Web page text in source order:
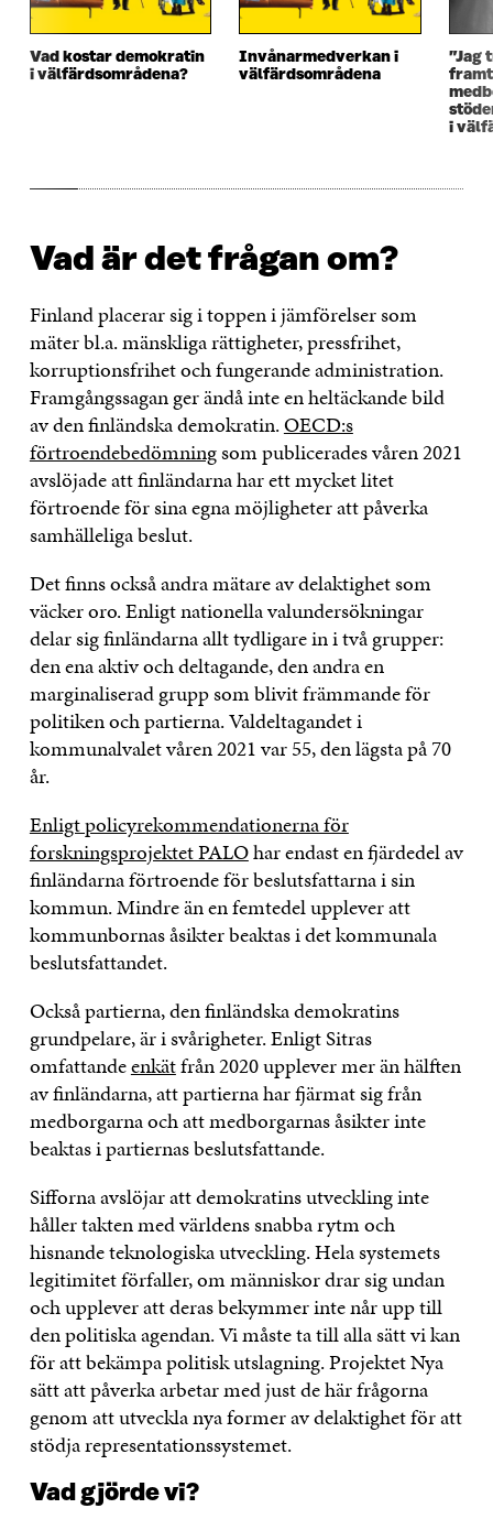
Vad kostar demokratin
i välfärdsområdena?
Invånarmedverkan i
välfärdsområdena
”Jag
i
Vad är det frågan om?
Finland placerar sig i toppen i jämförelser som
mäter bl.a. mänskliga rättigheter, pressfrihet,
korruptionsfrihet och fungerande administration.
Framgångssagan ger ändå inte en heltäckande bild
av den finländska demokratin.OECD:s
förtroendebedömningsom publicerades våren 2021
avslöjade att finländarna har ett mycket litet
förtroende för sina egna möjligheter att påverka
samhälleliga beslut.
Det finns också andra mätare av delaktighet som
väcker oro. Enligt nationella valundersökningar
delar sig finländarna allt tydligare in i två grupper:
den ena aktiv och deltagande, den andra en
marginaliserad grupp som blivit främmande för
politiken och partierna. Valdeltagandet i
kommunalvalet våren 2021 var 55, den lägsta på 70
år.
Enligt policyrekommendationerna för
forskningsprojektet PALOhar endast en fjärdedel av
finländarna förtroende för beslutsfattarna i sin
kommun. Mindre än en femtedel upplever att
kommunbornas åsikter beaktas i det kommunala
beslutsfattandet.
Också partierna, den finländska demokratins
grundpelare, är i svårigheter. Enligt Sitras
omfattandeenkätfrån 2020 upplever mer än hälften
av finländarna, att partierna har fjärmat sig från
medborgarna och att medborgarnas åsikter inte
beaktas i partiernas beslutsfattande.
Sifforna avslöjar att demokratins utveckling inte
håller takten med världens snabba rytm och
hisnande teknologiska utveckling. Hela systemets
legitimitet förfaller, om människor drar sig undan
och upplever att deras bekymmer inte når upp till
den politiska agendan. Vi måste ta till alla sätt vi kan
för att bekämpa politisk utslagning. Projektet Nya
sätt att påverka arbetar med just de här frågorna
genom att utveckla nya former av delaktighet för att
stödja representationssystemet.
Vad gjörde vi?